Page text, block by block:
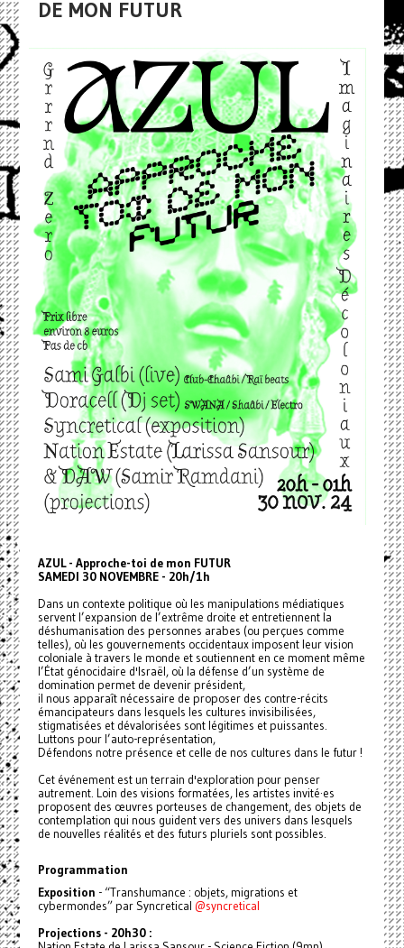
DE MON FUTUR
AZUL - Approche-toi de mon FUTUR
SAMEDI 30 NOVEMBRE - 20h/1h
Dans un contexte politique où les manipulations médiatiques
servent l’expansion de l’extrême droite et entretiennent la
déshumanisation des personnes arabes (ou perçues comme
telles), où les gouvernements occidentaux imposent leur vision
coloniale à travers le monde et soutiennent en ce moment même
l’État génocidaire d'Israël, où la défense d’un système de
domination permet de devenir président,
il nous apparaît nécessaire de proposer des contre-récits
émancipateurs dans lesquels les cultures invisibilisées,
stigmatisées et dévalorisées sont légitimes et puissantes.
Luttons pour l’auto-représentation,
Défendons notre présence et celle de nos cultures dans le futur !
Cet événement est un terrain d'exploration pour penser
autrement. Loin des visions formatées, les artistes invité·es
proposent des œuvres porteuses de changement, des objets de
contemplation qui nous guident vers des univers dans lesquels
de nouvelles réalités et des futurs pluriels sont possibles.
Programmation
Exposition - “Transhumance : objets, migrations et
cybermondes” par Syncretical @syncretical
Projections - 20h30 :